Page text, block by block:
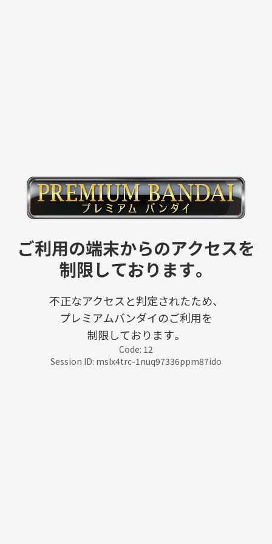
ご利用の端末からのアクセスを
制限しております。
不正なアクセスと判定されたため、
プレミアムバンダイのご利用を
制限しております。
Code: 12
Session ID: mslx4trc-1nuq97336ppm87ido